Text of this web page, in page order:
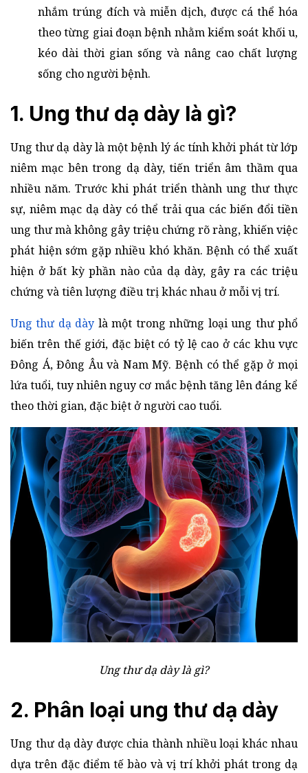
nhắm trúng đích và miễn dịch, được cá thể hóa
theo từng giai đoạn bệnh nhằm kiểm soát khối u,
kéo dài thời gian sống và nâng cao chất lượng
sống cho người bệnh.
1. Ung thư dạ dày là gì?
Ung thư dạ dày là một bệnh lý ác tính khởi phát từ lớp
niêm mạc bên trong dạ dày, tiến triển âm thầm qua
nhiều năm. Trước khi phát triển thành ung thư thực
sự, niêm mạc dạ dày có thể trải qua các biến đổi tiền
ung thư mà không gây triệu chứng rõ ràng, khiến việc
phát hiện sớm gặp nhiều khó khăn. Bệnh có thể xuất
hiện ở bất kỳ phần nào của dạ dày, gây ra các triệu
chứng và tiên lượng điều trị khác nhau ở mỗi vị trí.
Ung thư dạ dày là một trong những loại ung thư phổ
biến trên thế giới, đặc biệt có tỷ lệ cao ở các khu vực
Đông Á, Đông Âu và Nam Mỹ. Bệnh có thể gặp ở mọi
lứa tuổi, tuy nhiên nguy cơ mắc bệnh tăng lên đáng kể
theo thời gian, đặc biệt ở người cao tuổi.
Ung thư dạ dày là gì?
2. Phân loại ung thư dạ dày
Ung thư dạ dày được chia thành nhiều loại khác nhau
dựa trên đặc điểm tế bào và vị trí khởi phát trong dạ